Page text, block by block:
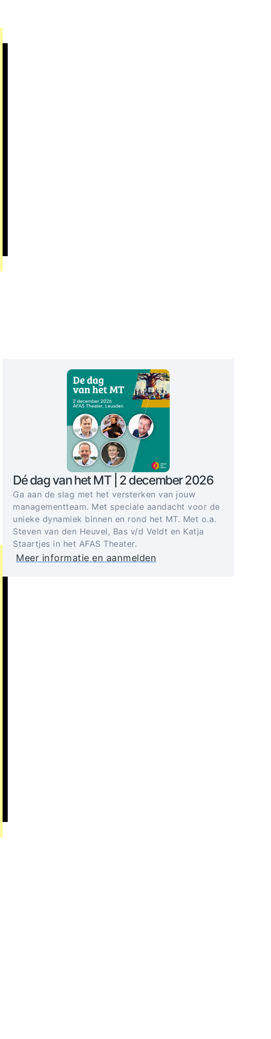
Dé dag van het MT | 2 december 2026
Ga aan de slag met het versterken van jouw
managementteam. Met speciale aandacht voor de
unieke dynamiek binnen en rond het MT. Met o.a.
Steven van den Heuvel, Bas v/d Veldt en Katja
Staartjes in het AFAS Theater.
Meer informatie en aanmelden